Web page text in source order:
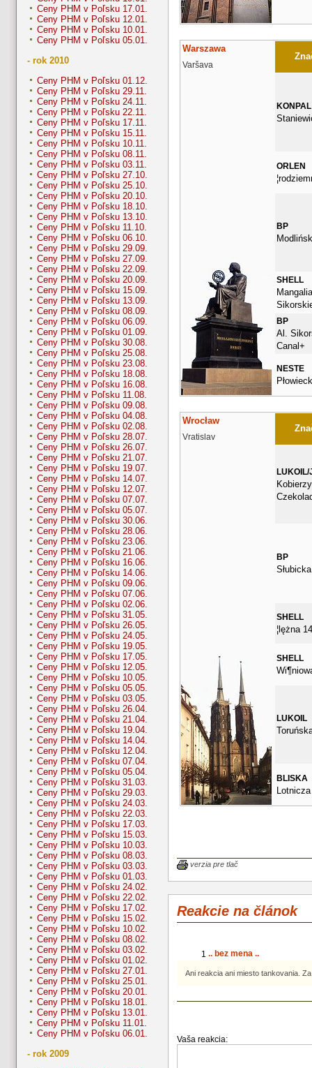
Ceny PHM v Poľsku 17.01.
Ceny PHM v Poľsku 12.01.
Ceny PHM v Poľsku 10.01.
Ceny PHM v Poľsku 05.01.
- rok 2010
Ceny PHM v Poľsku 01.12.
Ceny PHM v Poľsku 29.11.
Ceny PHM v Poľsku 24.11.
Ceny PHM v Poľsku 22.11.
Ceny PHM v Poľsku 17.11.
Ceny PHM v Poľsku 15.11.
Ceny PHM v Poľsku 10.11.
Ceny PHM v Poľsku 08.11.
Ceny PHM v Poľsku 03.11.
Ceny PHM v Poľsku 27.10.
Ceny PHM v Poľsku 25.10.
Ceny PHM v Poľsku 20.10.
Ceny PHM v Poľsku 18.10.
Ceny PHM v Poľsku 13.10.
Ceny PHM v Poľsku 11.10.
Ceny PHM v Poľsku 06.10.
Ceny PHM v Poľsku 29.09.
Ceny PHM v Poľsku 27.09.
Ceny PHM v Poľsku 22.09.
Ceny PHM v Poľsku 20.09.
Ceny PHM v Poľsku 15.09.
Ceny PHM v Poľsku 13.09.
Ceny PHM v Poľsku 08.09.
Ceny PHM v Poľsku 06.09.
Ceny PHM v Poľsku 01.09.
Ceny PHM v Poľsku 30.08.
Ceny PHM v Poľsku 25.08.
Ceny PHM v Poľsku 23.08.
Ceny PHM v Poľsku 18.08.
Ceny PHM v Poľsku 16.08.
Ceny PHM v Poľsku 11.08.
Ceny PHM v Poľsku 09.08.
Ceny PHM v Poľsku 04.08.
Ceny PHM v Poľsku 02.08.
Ceny PHM v Poľsku 28.07.
Ceny PHM v Poľsku 26.07.
Ceny PHM v Poľsku 21.07.
Ceny PHM v Poľsku 19.07.
Ceny PHM v Poľsku 14.07.
Ceny PHM v Poľsku 12.07.
Ceny PHM v Poľsku 07.07.
Ceny PHM v Poľsku 05.07.
Ceny PHM v Poľsku 30.06.
Ceny PHM v Poľsku 28.06.
Ceny PHM v Poľsku 23.06.
Ceny PHM v Poľsku 21.06.
Ceny PHM v Poľsku 16.06.
Ceny PHM v Poľsku 14.06.
Ceny PHM v Poľsku 09.06.
Ceny PHM v Poľsku 07.06.
Ceny PHM v Poľsku 02.06.
Ceny PHM v Poľsku 31.05.
Ceny PHM v Poľsku 26.05.
Ceny PHM v Poľsku 24.05.
Ceny PHM v Poľsku 19.05.
Ceny PHM v Poľsku 17.05.
Ceny PHM v Poľsku 12.05.
Ceny PHM v Poľsku 10.05.
Ceny PHM v Poľsku 05.05.
Ceny PHM v Poľsku 03.05.
Ceny PHM v Poľsku 26.04.
Ceny PHM v Poľsku 21.04.
Ceny PHM v Poľsku 19.04.
Ceny PHM v Poľsku 14.04.
Ceny PHM v Poľsku 12.04.
Ceny PHM v Poľsku 07.04.
Ceny PHM v Poľsku 05.04.
Ceny PHM v Poľsku 31.03.
Ceny PHM v Poľsku 29.03.
Ceny PHM v Poľsku 24.03.
Ceny PHM v Poľsku 22.03.
Ceny PHM v Poľsku 17.03.
Ceny PHM v Poľsku 15.03.
Ceny PHM v Poľsku 10.03.
Ceny PHM v Poľsku 08.03.
Ceny PHM v Poľsku 03.03.
Ceny PHM v Poľsku 01.03.
Ceny PHM v Poľsku 24.02.
Ceny PHM v Poľsku 22.02.
Ceny PHM v Poľsku 17.02.
Ceny PHM v Poľsku 15.02.
Ceny PHM v Poľsku 10.02.
Ceny PHM v Poľsku 08.02.
Ceny PHM v Poľsku 03.02.
Ceny PHM v Poľsku 01.02.
Ceny PHM v Poľsku 27.01.
Ceny PHM v Poľsku 25.01.
Ceny PHM v Poľsku 20.01.
Ceny PHM v Poľsku 18.01.
Ceny PHM v Poľsku 13.01.
Ceny PHM v Poľsku 11.01.
Ceny PHM v Poľsku 06.01.
- rok 2009
Warszawa
Varšava
KONPAL
ORLEN
BP
SHELL
BP
Al.
Canal+
NESTE
Wrocław
Vratislav
LUKOIL/
BP
SHELL
¦lężna
SHELL
LUKOIL
BLISKA
Lotnicza
verzia pre tlač
Reakcie na článok
1 .. bez mena ..
Ani reakcia ani miesto tankovania.
Vaša reakcia: